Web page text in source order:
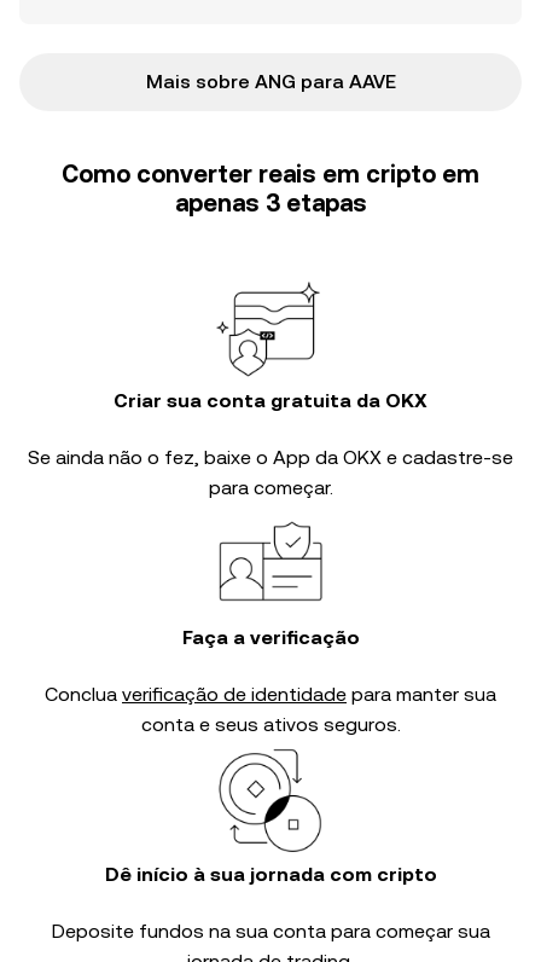
Mais sobre ANG para AAVE
Como converter reais em cripto em
apenas 3 etapas
Criar sua conta gratuita da OKX
Se ainda não o fez, baixe o App da OKX e cadastre-se
para começar.
Faça a verificação
Conclua verificação de identidade para manter sua
conta e seus ativos seguros.
Dê início à sua jornada com cripto
Deposite fundos na sua conta para começar sua